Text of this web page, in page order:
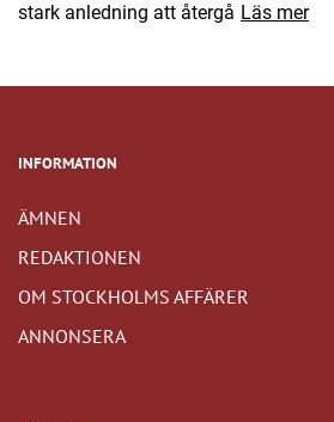
stark anledning att återgå Läs mer
INFORMATION
ÄMNEN
REDAKTIONEN
OM STOCKHOLMS AFFÄRER
ANNONSERA